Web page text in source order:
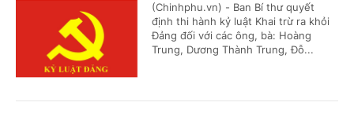
(Chinhphu.vn) - Ban Bí thư quyết
định thi hành kỷ luật Khai trừ ra khỏi
Đảng đối với các ông, bà: Hoàng
Trung, Dương Thành Trung, Đỗ...